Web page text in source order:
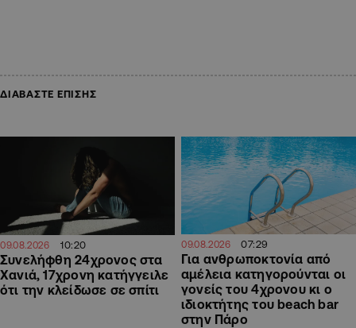
ΔΙΑΒΑΣΤΕ ΕΠΙΣΗΣ
09.08.2026 10:20
Συνελήφθη 24χρονος στα
Χανιά, 17χρονη κατήγγειλε
ότι την κλείδωσε σε σπίτι
09.08.2026 07:29
Για ανθρωποκτονία από
αμέλεια κατηγορούνται οι
γονείς του 4χρονου κι ο
ιδιοκτήτης του beach bar
στην Πάρο